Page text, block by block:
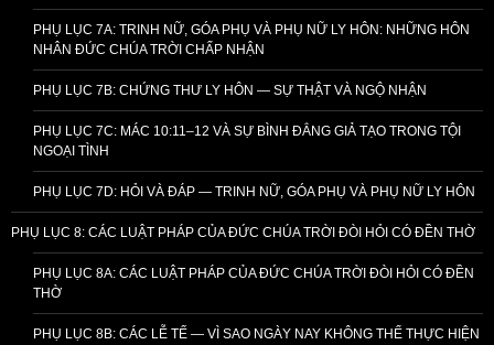
PHỤ LỤC 7A: TRINH NỮ, GÓA PHỤ VÀ PHỤ NỮ LY HÔN: NHỮNG HÔN
NHÂN ĐỨC CHÚA TRỜI CHẤP NHẬN
PHỤ LỤC 7B: CHỨNG THƯ LY HÔN — SỰ THẬT VÀ NGỘ NHẬN
PHỤ LỤC 7C: MÁC 10:11–12 VÀ SỰ BÌNH ĐẲNG GIẢ TẠO TRONG TỘI
NGOẠI TÌNH
PHỤ LỤC 7D: HỎI VÀ ĐÁP — TRINH NỮ, GÓA PHỤ VÀ PHỤ NỮ LY HÔN
PHỤ LỤC 8: CÁC LUẬT PHÁP CỦA ĐỨC CHÚA TRỜI ĐÒI HỎI CÓ ĐỀN THỜ
PHỤ LỤC 8A: CÁC LUẬT PHÁP CỦA ĐỨC CHÚA TRỜI ĐÒI HỎI CÓ ĐỀN
THỜ
PHỤ LỤC 8B: CÁC LỄ TẾ — VÌ SAO NGÀY NAY KHÔNG THỂ THỰC HIỆN